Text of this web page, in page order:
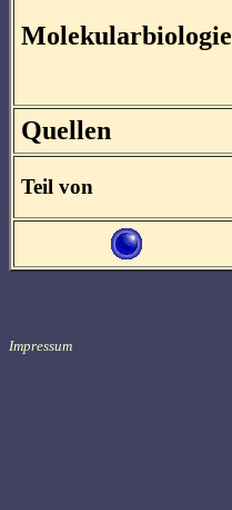
Molekularbiologie
Quellen
Teil von
Impressum